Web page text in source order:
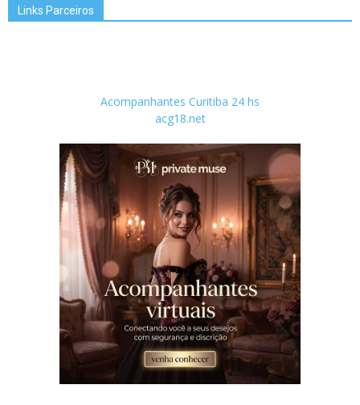
Links Parceiros
Acompanhantes Curitiba 24 hs
acg18.net